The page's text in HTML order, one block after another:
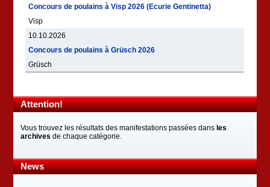
Concours de poulains à Visp 2026 (Ecurie Gentinetta)
Visp
10.10.2026
Concours de poulains à Grüsch 2026
Grüsch
Attention!
Vous trouvez les résultats des manifestations passées dans les
archives de chaque catégorie.
News